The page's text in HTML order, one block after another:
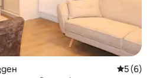
Средна
5 (6)